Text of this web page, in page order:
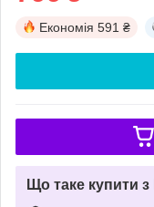
Економія 591 ₴
Що таке купити